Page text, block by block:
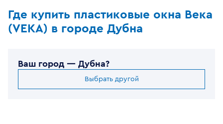
Где купить пластиковые окна Века
(VEKA) в городе Дубна
Ваш город — Дубна?
Выбрать другой